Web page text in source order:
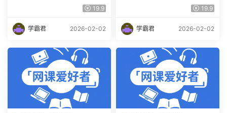
在线 何俞霖 9.6G课程百度网
19.9
学霸君 2026-02-02
在线 潘晓琳 9.87G课程百度
19.9
学霸君 2026-02-02